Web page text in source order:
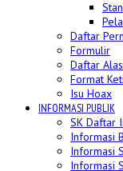
Daftar
Formulir
Daftar
Format
Isu Hoax
INFORMASI PUBLIK
SK Daftar
Informasi
Informasi
Informasi